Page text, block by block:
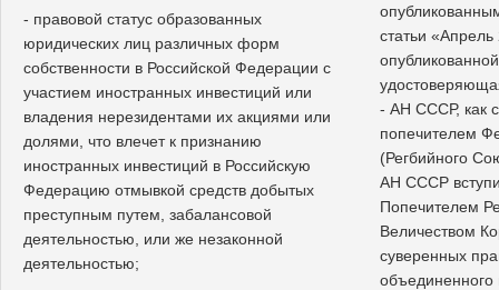
- правовой статус образованных
юридических лиц различных форм
собственности в Российской Федерации с
участием иностранных инвестиций или
владения нерезидентами их акциями или
долями, что влечет к признанию
иностранных инвестиций в Российскую
Федерацию отмывкой средств добытых
преступным путем, забалансовой
деятельностью, или же незаконной
деятельностью;
статьи
- АН СССР, как
попечителем
(Регбийного
АН СССР
Попечителем
Величеством
суверенных
объединенного